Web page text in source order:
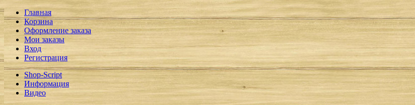
Главная
Корзина
Оформление заказа
Мои заказы
Вход
Регистрация
Shop-Script
Информация
Видео